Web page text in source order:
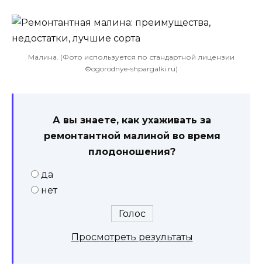
Малина. (Фото используется по стандартной лицензии
©ogorodnye-shpargalki.ru)
А вы знаете, как ухаживать за
ремонтантной малиной во время
плодоношения?
да
нет
Просмотреть результаты